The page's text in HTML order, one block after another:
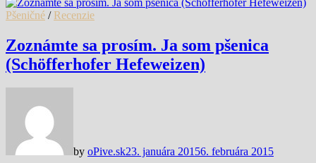
Share
Pšeničné / Recenzie
Zoznámte sa prosím. Ja som pšenica
(Schöfferhofer Hefeweizen)
by oPive.sk23. januára 20156. februára 2015